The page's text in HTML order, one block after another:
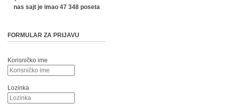
nas sajt je imao 47 348 poseta
FORMULAR ZA PRIJAVU
Korisničko ime
Lozinka